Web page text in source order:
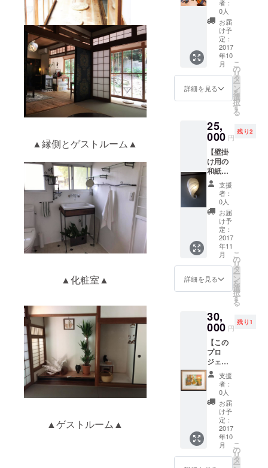
▲縁側とゲストルーム▲
▲化粧室▲
▲ゲストルーム▲
ぞお持
ち帰り
くださ
い。 赤
穂満月
バーは
満月の
夜に開
催され
www.fa
cebook.
com/ak
ofullmo
onbar/
組で合
計計4組
※現地ま
での送
迎付き
※日程は
先着
順、別
途支援
す。 ＋
・お礼
トカー
ドと灯
台が丘
探検地
図 ＋ ・
森の庭
入場チ
ケット
回数
券 500
円×２枚
※有効期
限２０
１８年
の植物
をどう
ぞお持
ち帰り
くださ
い。
ル・ポ
ン国際
音楽
祭
http://w
ww.imf-
pont.jp/
ショッ
プ（あ
かりつ
り）】
・森の
家宿泊
券2人ま
で ※
カップ
み ※
ワーク
ショッ
プ＋ド
リンク
付き ※
森の家
オリジ
ナル弁
当 ※参
加概要
は別途
支援者
までお
知らせ
しま
す。 ・
と灯台
が丘探
＋ ・森
の庭入
場チ
ケット
回数
券 500
円×２枚
※有効期
限２０
１８年
１２月
３１日
※竹や森
者：
0人
お届
け予
定：
2017
年10
月
詳細を見る
こ
の
リ
タ
ー
ン
を
選
択
す
る
25,
000 円
残り2
【壁掛
け用の
和紙照
明を
オー
ダーで
製作】
（写真
はサン
プルで
す） ・
お礼の
ポスト
カード
と灯台
＋ ・森
の庭入
場チ
ケット
回数
券 500
円×6枚
※有効期
限２０
１８年
１２月
３１日
※竹や森
の植物
をどう
ぞお持
支援
者：
0人
お届
け予
定：
2017
年11
月
詳細を見る
こ
の
リ
タ
ー
ン
を
選
択
す
る
30,
000 円
残り1
【この
プロ
ジェク
トトッ
プの額
入り原
画】 ・
イタチ
の平吉
とカモ
メの空
太の額
入り原
支援
者：
0人
お届
け予
定：
2017
年10
月
こ
の
リ
タ
ー